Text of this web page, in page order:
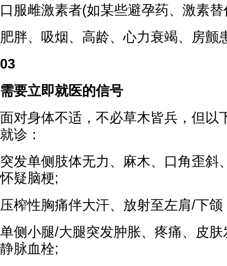
口服雌激素者(如某些避孕药、激素
肥胖、吸烟、高龄、心力衰竭、房颤
03
需要立即就医的信号
面对身体不适，不必草木皆兵，但以
就诊：
突发单侧肢体无力、麻木、口角歪
怀疑脑梗;
压榨性胸痛伴大汗、放射至左肩/下
单侧小腿/大腿突发肿胀、疼痛、皮
静脉血栓;